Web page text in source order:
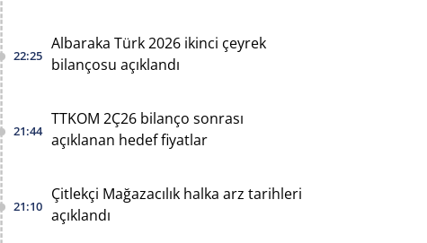
22:25
Albaraka Türk 2026 ikinci çeyrek
bilançosu açıklandı
21:44
TTKOM 2Ç26 bilanço sonrası
açıklanan hedef fiyatlar
21:10
Çitlekçi Mağazacılık halka arz tarihleri
açıklandı